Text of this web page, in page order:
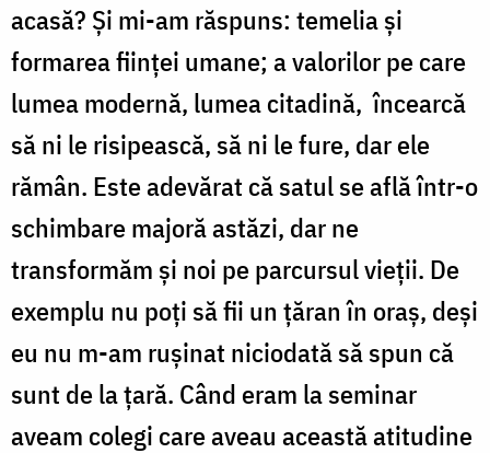
acasă? Și mi-am răspuns: temelia și
formarea ființei umane; a valorilor pe care
lumea modernă, lumea citadină, încearcă
să ni le risipească, să ni le fure, dar ele
rămân. Este adevărat că satul se află într-o
schimbare majoră astăzi, dar ne
transformăm și noi pe parcursul vieții. De
exemplu nu poți să fii un țăran în oraș, deși
eu nu m-am rușinat niciodată să spun că
sunt de la țară. Când eram la seminar
aveam colegi care aveau această atitudine